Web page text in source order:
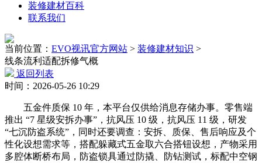
装修建材百科
联系我们
当前位置： EVO视讯官方网站 > 装修建材知识 >
线条流利适配拆修气概
返回列表
时间：2026-05-26 10:29
五金件质保 10 年，本平台仅供给消息存储办事。零售端
推出 “7 星级安拆办事”，抗风压 10 级，抗风压 11 级，研发
“七沉防盗系统”，同时还要调查：安拆、质保、售后响应及个
性化设想需求等，搭配躲藏式五金取六合搭钮设想，产物采用
多腔体断桥布局，防盗锁具通过防撬、防钻测试，标配中空钢